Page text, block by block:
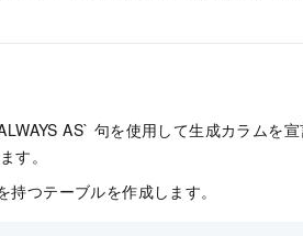
AS` 句を使用して生成カラムを
す。
持つテーブルを作成します。